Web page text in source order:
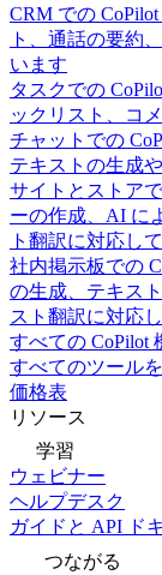
CRM での CoPilot
ト、通話の要約
います
タスクでの
ックリスト、コ
チャットでの
テキストの生成
サイトとストア
ーの作成、AI に
ト翻訳に対応し
社内掲示板での
の生成、テキス
スト翻訳に対応
すべての CoPilot
すべてのツール
価格表
リソース
学習
ウェビナー
ヘルプデスク
ガイドと API ド
つながる